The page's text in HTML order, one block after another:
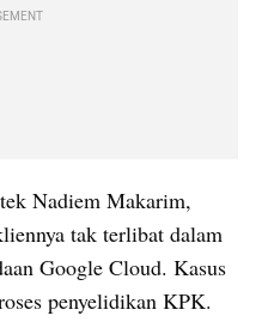
Nadiem Makarim,
tak terlibat dalam
Google Cloud. Kasus
penyelidikan KPK.